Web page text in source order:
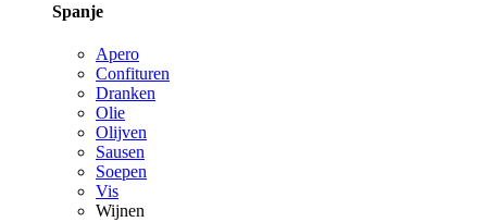
Spanje
Apero
Confituren
Dranken
Olie
Olijven
Sausen
Soepen
Vis
Wijnen